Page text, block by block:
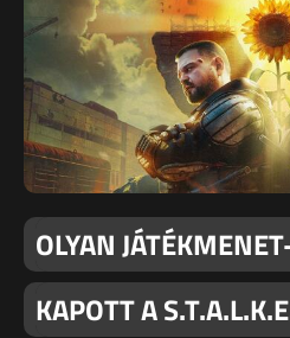
OLYAN
KAPOTT A